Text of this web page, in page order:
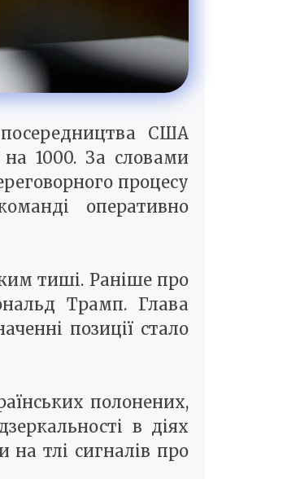
США
1000. За словами
процесу
оперативно
тиші. Раніше про
Трамп. Глава
позиції стало
полонених,
в діях
на тлі сигналів про